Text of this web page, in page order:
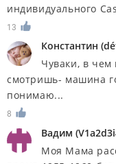
индивидуального
13
Константин (
Чуваки, в чем
смотришь- машина
понимаю...
8
Вадим (
Моя Мама